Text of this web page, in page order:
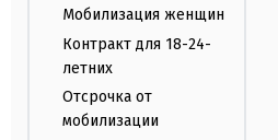
Мобилизация женщин
Контракт для 18-24-
летних
Отсрочка от
мобилизации